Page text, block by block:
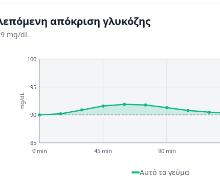
απόκριση γλυκόζης
mg/dL
85
90
95
100
0 min 45 min 90 min
mg/dL
Αυτό το γεύμα